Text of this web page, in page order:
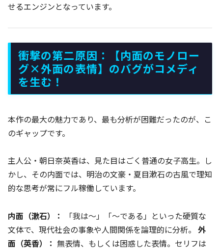
せるエンジンとなっています。
衝撃の第二原因：【内面のモノロー
グ×外面の表情】のバグがコメディ
を生む！
本作の最大の魅力であり、最も分析が困難だったのが、こ
のギャップです。
主人公・朝日奈英香は、見た目はごく普通の女子高生。し
かし、その内面では、明治の文豪・夏目漱石の古風で理知
的な思考が常にフル稼働しています。
内面（漱石）：
「我は〜」「〜である」といった硬質な
文体で、現代社会の事象や人間関係を論理的に分析。 外
面（英香）： 無表情、もしくは困惑した表情。セリフは